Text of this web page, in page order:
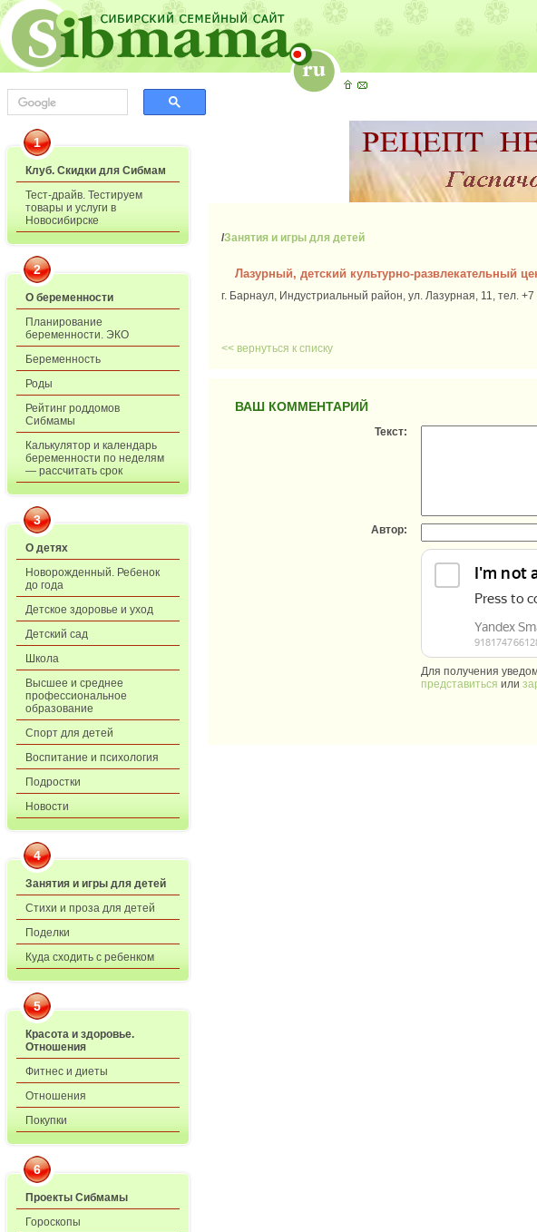
1
Клуб. Скидки для Сибмам
Тест-драйв. Тестируем
товары и услуги в
Новосибирске
2
О беременности
Планирование
беременности. ЭКО
Беременность
Роды
Рейтинг роддомов
Сибмамы
Калькулятор и календарь
беременности по неделям
— рассчитать срок
3
О детях
Новорожденный. Ребенок
до года
Детское здоровье и уход
Детский сад
Школа
Высшее и среднее
профессиональное
образование
Спорт для детей
Воспитание и психология
Подростки
Новости
4
Занятия и игры для детей
Стихи и проза для детей
Поделки
Куда сходить с ребенком
5
Красота и здоровье.
Отношения
Фитнес и диеты
Отношения
Покупки
6
Проекты Сибмамы
Гороскопы
/Занятия и игры для детей
Лазурный, детский культурно-развлекательный
г. Барнаул, Индустриальный район, ул. Лазурная, 11, тел.
<< вернуться к списку
ВАШ КОММЕНТАРИЙ
Текст:
Автор:
Для получения
представиться или